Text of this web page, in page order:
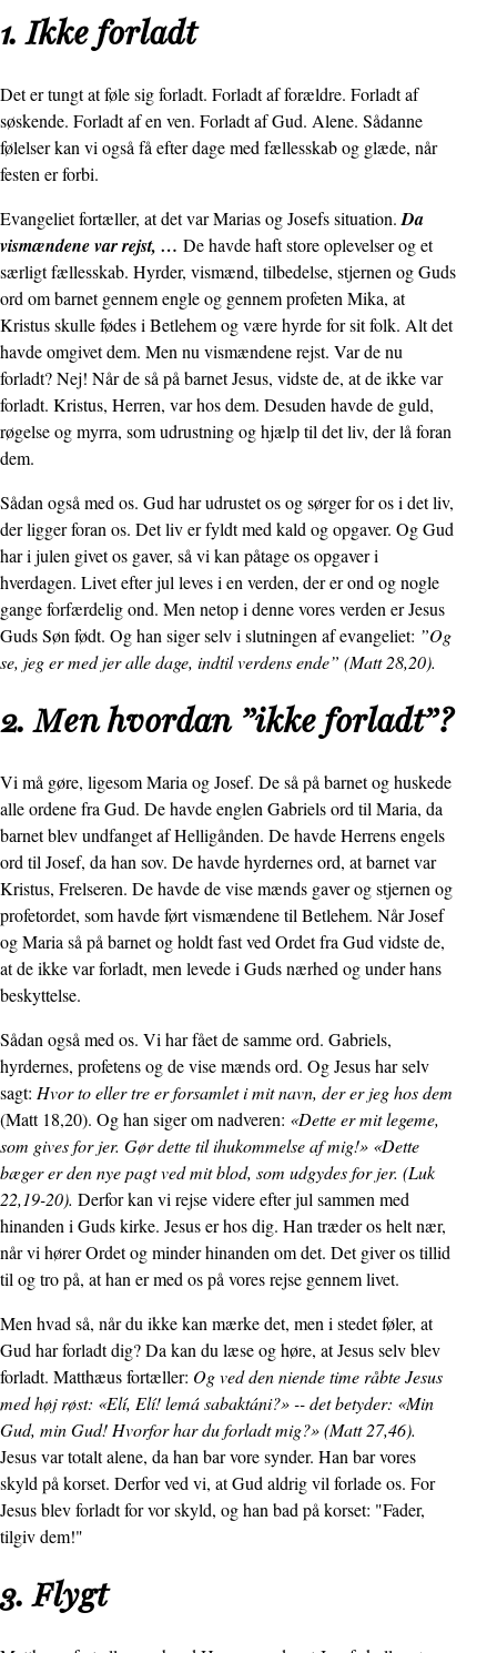
1. Ikke forladt
Det er tungt at føle sig forladt. Forladt af forældre. Forladt af
søskende. Forladt af en ven. Forladt af Gud. Alene. Sådanne
følelser kan vi også få efter dage med fællesskab og glæde, når
festen er forbi.
Evangeliet fortæller, at det var Marias og Josefs situation. Da
vismændene var rejst, … De havde haft store oplevelser og et
særligt fællesskab. Hyrder, vismænd, tilbedelse, stjernen og Guds
ord om barnet gennem engle og gennem profeten Mika, at
Kristus skulle fødes i Betlehem og være hyrde for sit folk. Alt det
havde omgivet dem. Men nu vismændene rejst. Var de nu
forladt? Nej! Når de så på barnet Jesus, vidste de, at de ikke var
forladt. Kristus, Herren, var hos dem. Desuden havde de guld,
røgelse og myrra, som udrustning og hjælp til det liv, der lå foran
dem.
Sådan også med os. Gud har udrustet os og sørger for os i det liv,
der ligger foran os. Det liv er fyldt med kald og opgaver. Og Gud
har i julen givet os gaver, så vi kan påtage os opgaver i
hverdagen. Livet efter jul leves i en verden, der er ond og nogle
gange forfærdelig ond. Men netop i denne vores verden er Jesus
Guds Søn født. Og han siger selv i slutningen af evangeliet: ”Og
se, jeg er med jer alle dage, indtil verdens ende” (Matt 28,20).
2. Men hvordan ”ikke forladt”?
Vi må gøre, ligesom Maria og Josef. De så på barnet og huskede
alle ordene fra Gud. De havde englen Gabriels ord til Maria, da
barnet blev undfanget af Helligånden. De havde Herrens engels
ord til Josef, da han sov. De havde hyrdernes ord, at barnet var
Kristus, Frelseren. De havde de vise mænds gaver og stjernen og
profetordet, som havde ført vismændene til Betlehem. Når Josef
og Maria så på barnet og holdt fast ved Ordet fra Gud vidste de,
at de ikke var forladt, men levede i Guds nærhed og under hans
beskyttelse.
Sådan også med os. Vi har fået de samme ord. Gabriels,
hyrdernes, profetens og de vise mænds ord. Og Jesus har selv
sagt: Hvor to eller tre er forsamlet i mit navn, der er jeg hos dem
(Matt 18,20). Og han siger om nadveren: «Dette er mit legeme,
som gives for jer. Gør dette til ihukommelse af mig!» «Dette
bæger er den nye pagt ved mit blod, som udgydes for jer. (Luk
22,19-20). Derfor kan vi rejse videre efter jul sammen med
hinanden i Guds kirke. Jesus er hos dig. Han træder os helt nær,
når vi hører Ordet og minder hinanden om det. Det giver os tillid
til og tro på, at han er med os på vores rejse gennem livet.
Men hvad så, når du ikke kan mærke det, men i stedet føler, at
Gud har forladt dig? Da kan du læse og høre, at Jesus selv blev
forladt. Matthæus fortæller: Og ved den niende time råbte Jesus
med høj røst: «Elí, Elí! lemá sabaktáni?» -- det betyder: «Min
Gud, min Gud! Hvorfor har du forladt mig?» (Matt 27,46).
Jesus var totalt alene, da han bar vore synder. Han bar vores
skyld på korset. Derfor ved vi, at Gud aldrig vil forlade os. For
Jesus blev forladt for vor skyld, og han bad på korset: "Fader,
tilgiv dem!"
3. Flygt